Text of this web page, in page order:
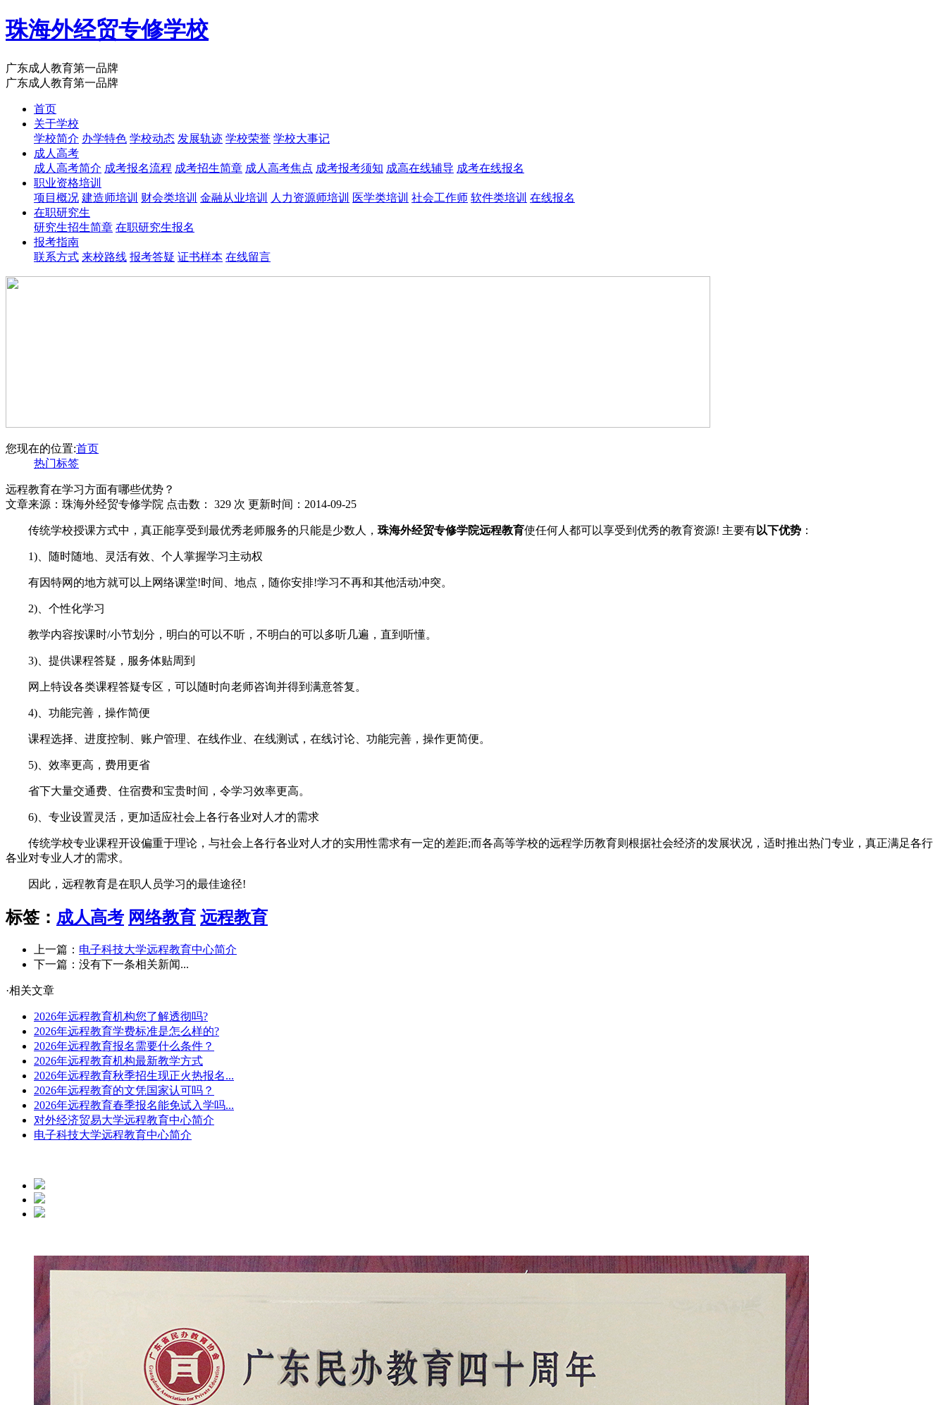
珠海外经贸专修学校
广东成人教育第一品牌
广东成人教育第一品牌
首页
关于学校
学校简介 办学特色 学校动态 发展轨迹 学校荣誉 学校大事记
成人高考
成人高考简介 成考报名流程 成考招生简章 成人高考焦点 成考报考须知 成高在线辅导 成考在线报名
职业资格培训
项目概况 建造师培训 财会类培训 金融从业培训 人力资源师培训 医学类培训 社会工作师 软件类培训 在线报名
在职研究生
研究生招生简章 在职研究生报名
报考指南
联系方式 来校路线 报考答疑 证书样本 在线留言
您现在的位置:首页
热门标签
远程教育在学习方面有哪些优势？
文章来源：珠海外经贸专修学院 点击数： 329 次 更新时间：2014-09-25
传统学校授课方式中，真正能享受到最优秀老师服务的只能是少数人， 珠海外经贸专修学院远程教育使任何人都可以享受到优秀的教育资源! 主要有以下优势 ：
1)、随时随地、灵活有效、个人掌握学习主动权
有因特网的地方就可以上网络课堂!时间、地点，随你安排!学习不再和其他活动冲突。
2)、个性化学习
教学内容按课时/小节划分，明白的可以不听，不明白的可以多听几遍，直到听懂。
3)、提供课程答疑，服务体贴周到
网上特设各类课程答疑专区，可以随时向老师咨询并得到满意答复。
4)、功能完善，操作简便
课程选择、进度控制、账户管理、在线作业、在线测试，在线讨论、功能完善，操作更简便。
5)、效率更高，费用更省
省下大量交通费、住宿费和宝贵时间，令学习效率更高。
6)、专业设置灵活，更加适应社会上各行各业对人才的需求
传统学校专业课程开设偏重于理论，与社会上各行各业对人才的实用性需求有一定的差距;而各高等学校的远程学历教育则根据社会经济的发展状况，适时推出热门专业，真正满足各行
各业对专业人才的需求。
因此，远程教育是在职人员学习的最佳途径!
标签： 成人高考 网络教育 远程教育
上一篇： 电子科技大学远程教育中心简介
下一篇：没有下一条相关新闻...
·相关文章
2026年远程教育机构您了解透彻吗?
2026年远程教育学费标准是怎么样的?
2026年远程教育报名需要什么条件？
2026年远程教育机构最新教学方式
2026年远程教育秋季招生现正火热报名...
2026年远程教育的文凭国家认可吗？
2026年远程教育春季报名能免试入学吗...
对外经济贸易大学远程教育中心简介
电子科技大学远程教育中心简介